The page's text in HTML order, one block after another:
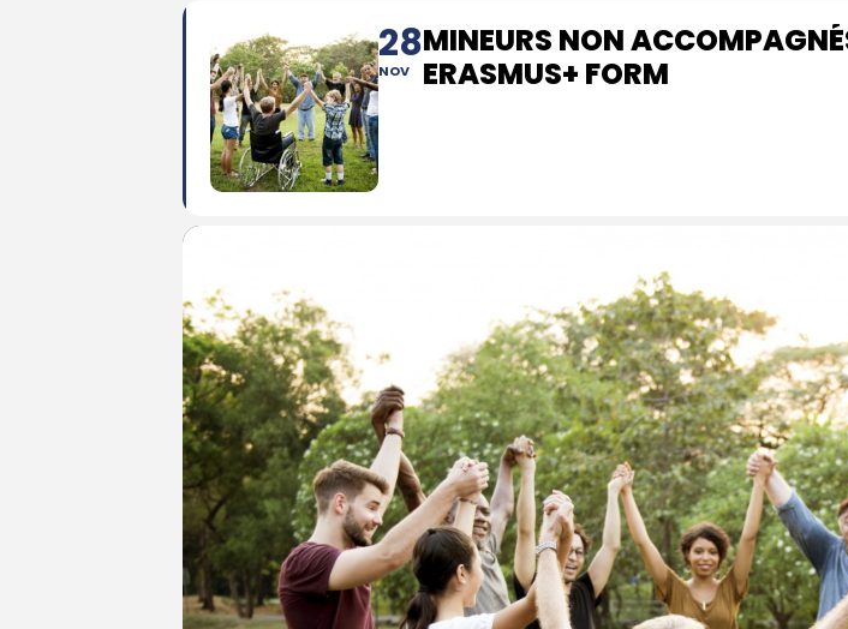
28
NOV
MINEURS NON
ERASMUS+ FORM